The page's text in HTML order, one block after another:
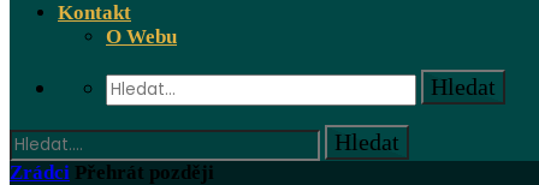
Kontakt
O Webu
Zrádci Přehrát později